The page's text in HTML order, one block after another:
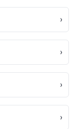
›
›
›
›